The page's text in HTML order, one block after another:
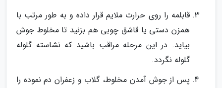
قابلمه را روی حرارت ملایم قرار داده و به طور مرتب با
همزن دستی یا قاشق چوبی هم بزنید تا مخلوط جوش
بیاید. در این مرحله مراقب باشید که نشاسته گلوله
گلوله نگردد.
پس از جوش آمدن مخلوط، گلاب و زعفران دم نموده را